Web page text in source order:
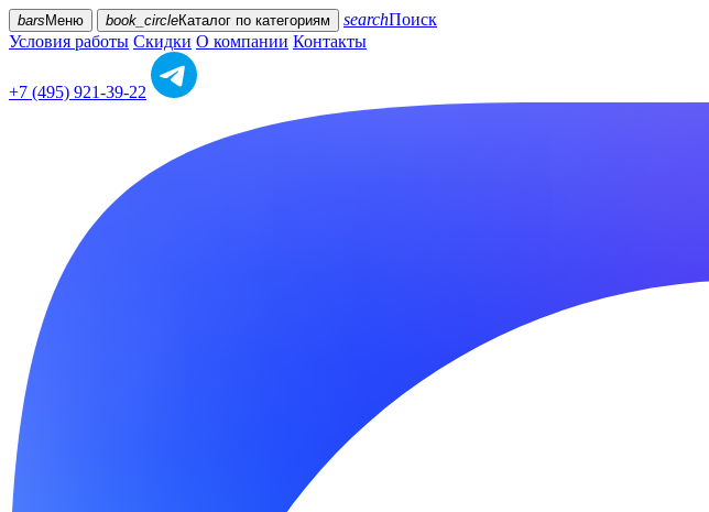
bars Меню book_circleКаталог по категориям searchПоиск
Условия работы Скидки О компании Контакты
+7 (495) 921-39-22